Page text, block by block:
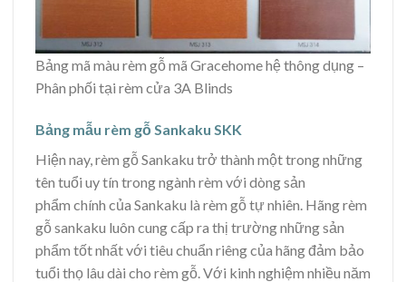
Bảng mã màu rèm gỗ mã Gracehome hệ thông dụng –
Phân phối tại rèm cửa 3A Blinds
Bảng mẫu rèm gỗ Sankaku SKK
Hiện nay, rèm gỗ Sankaku trở thành một trong những
tên tuổi uy tín trong ngành rèm với dòng sản
phẩm chính của Sankaku là rèm gỗ tự nhiên. Hãng rèm
gỗ sankaku luôn cung cấp ra thị trường những sản
phẩm tốt nhất với tiêu chuẩn riêng của hãng đảm bảo
tuổi thọ lâu dài cho rèm gỗ. Với kinh nghiệm nhiều năm